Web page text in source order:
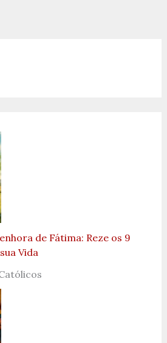
de Fátima: Reze os 9
Vida